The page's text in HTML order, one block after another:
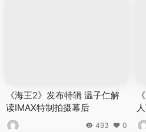
《海王2》发布特辑 温子仁解
读IMAX特制拍摄幕后
493 0